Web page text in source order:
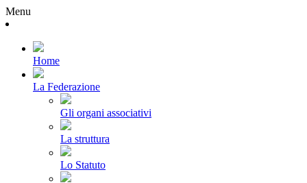
Menu
Home
La Federazione
Gli organi associativi
La struttura
Lo Statuto